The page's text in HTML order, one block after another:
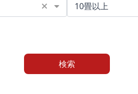
10畳以上
検索